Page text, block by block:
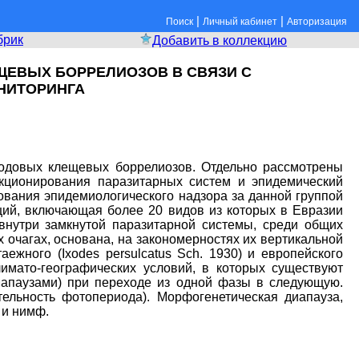
Поиск | Личный кабинет | Авторизация
Добавить в коллекцию
БОРРЕЛИОЗОВ В СВЯЗИ С
клещевых боррелиозов. Отдельно рассмотрены
паразитарных систем и эпидемический
эпидемиологического надзора за данной группой
включающая более 20 видов из которых в Евразии
замкнутой паразитарной системы, среди общих
основана, на закономерностях их вертикальной
(Ixodes persulcatus Sch. 1930) и европейского
географических условий, в которых существуют
при переходе из одной фазы в следующую.
фотопериода). Морфогенетическая диапауза,
и нимф.